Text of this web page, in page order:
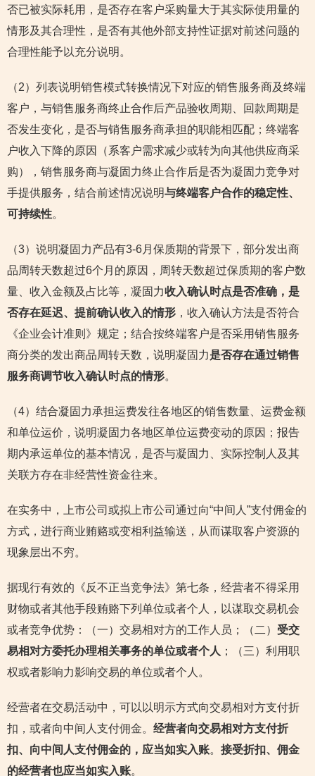
否已被实际耗用，是否存在客户采购量大于其实际使用量的
情形及其合理性，是否有其他外部支持性证据对前述问题的
合理性能予以充分说明。
（2）列表说明销售模式转换情况下对应的销售服务商及终端
客户，与销售服务商终止合作后产品验收周期、回款周期是
否发生变化，是否与销售服务商承担的职能相匹配；终端客
户收入下降的原因（系客户需求减少或转为向其他供应商采
购），销售服务商与凝固力终止合作后是否为凝固力竞争对
手提供服务，结合前述情况说明与终端客户合作的稳定性、
可持续性。
（3）说明凝固力产品有3-6月保质期的背景下，部分发出商
品周转天数超过6个月的原因，周转天数超过保质期的客户数
量、收入金额及占比等，凝固力收入确认时点是否准确，是
否存在延迟、提前确认收入的情形 ，收入确认方法是否符合
《企业会计准则》规定；结合按终端客户是否采用销售服务
商分类的发出商品周转天数，说明凝固力是否存在通过销售
服务商调节收入确认时点的情形。
（4）结合凝固力承担运费发往各地区的销售数量、运费金额
和单位运价，说明凝固力各地区单位运费变动的原因；报告
期内承运单位的基本情况，是否与凝固力、实际控制人及其
关联方存在非经营性资金往来。
在实务中，上市公司或拟上市公司通过向“中间人”支付佣金的
方式，进行商业贿赂或变相利益输送，从而谋取客户资源的
现象层出不穷。
据现行有效的《反不正当竞争法》第七条，经营者不得采用
财物或者其他手段贿赂下列单位或者个人，以谋取交易机会
或者竞争优势：（一）交易相对方的工作人员；（二） 受交
易相对方委托办理相关事务的单位或者个人 ；（三）利用职
权或者影响力影响交易的单位或者个人。
经营者在交易活动中，可以以明示方式向交易相对方支付折
扣，或者向中间人支付佣金。 经营者向交易相对方支付折
扣、向中间人支付佣金的，应当如实入账。 接受折扣、佣金
的经营者也应当如实入账。